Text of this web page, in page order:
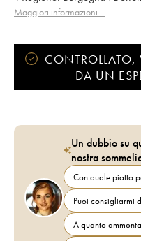
Proprietario:
Domaine de
Maggiori informazioni…
CONTROLLATO,
DA UN
Un dubbio su
nostra
Con quale piatto
Puoi consigliarmi
A quanto